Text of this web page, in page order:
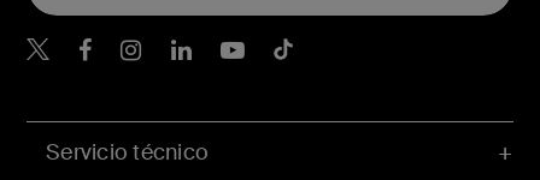
Servicio técnico
Belkin Twitter